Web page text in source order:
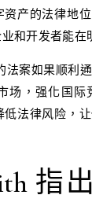
产的法律地
和开发者能在
案如果顺利
场，强化国际
法律风险，
指